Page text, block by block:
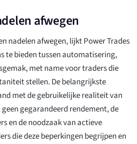
afwegen
nadelen afwegen, lijkt Power Trades
te bieden tussen automatisering,
met name voor traders die
stellen. De belangrijkste
met de gebruikelijke realiteit van
gegarandeerd rendement, de
en de noodzaak van actieve
die deze beperkingen begrijpen en